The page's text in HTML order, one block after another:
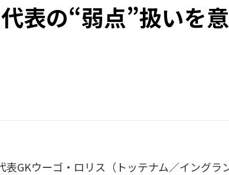
表の“弱点”扱いを
GKウーゴ・ロリス（トッテナム／イングラ